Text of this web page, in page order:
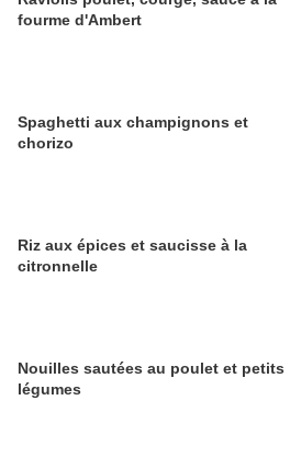
fourme d'Ambert
Spaghetti aux champignons et
chorizo
Riz aux épices et saucisse à la
citronnelle
Nouilles sautées au poulet et petits
légumes